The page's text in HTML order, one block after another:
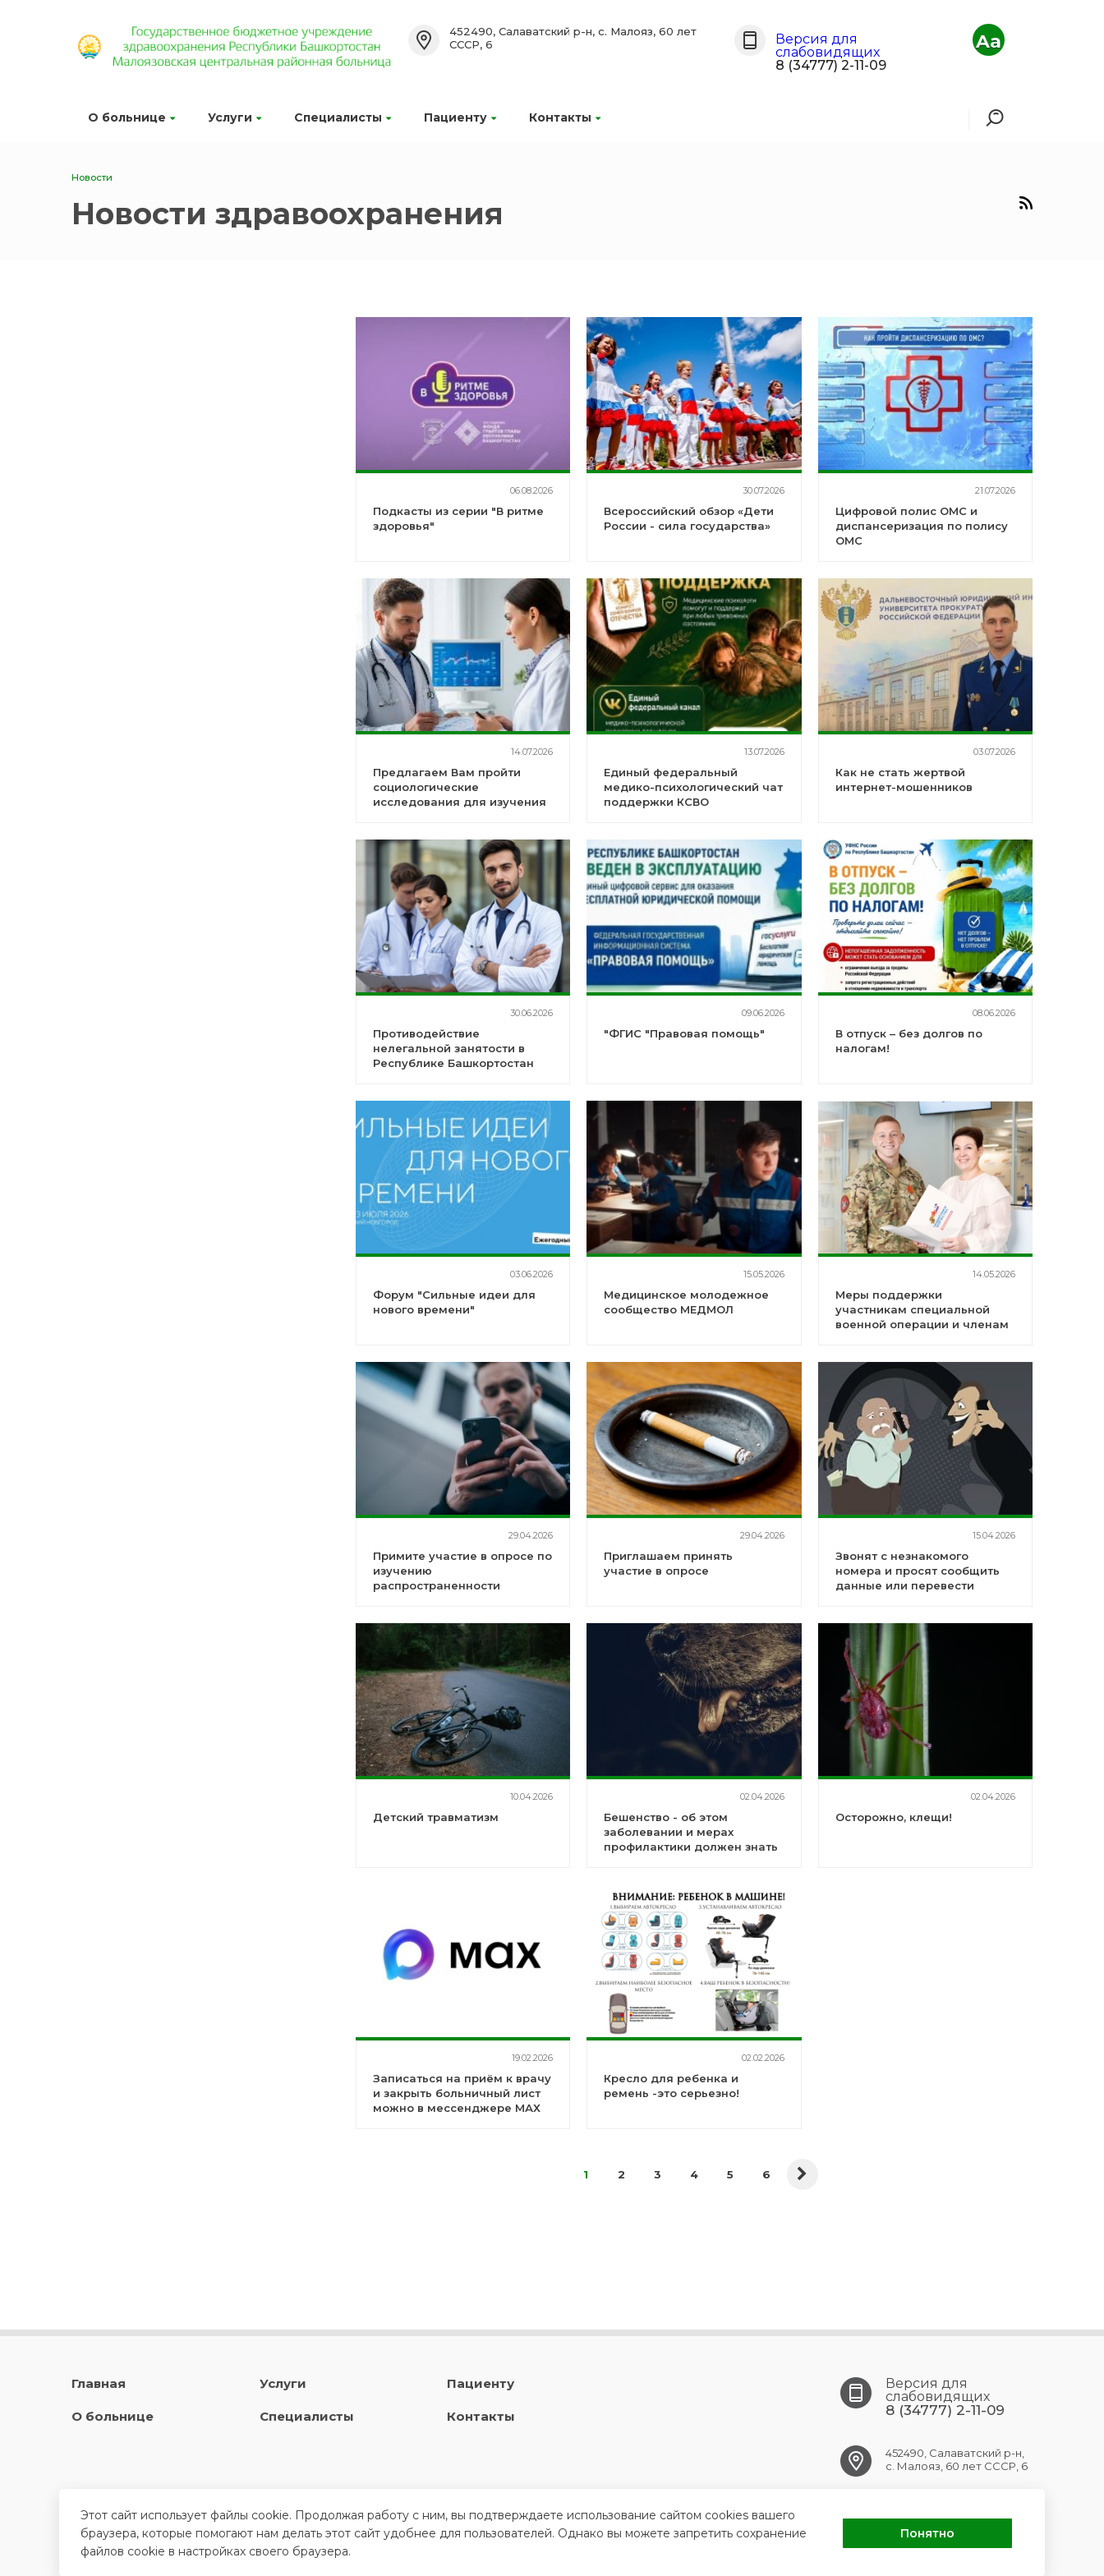
О больнице Услуги Специалисты Пациенту Контакты
452490, Салаватский р-н, с. Малояз, 60 лет
СССР, 6
Версия для
слабовидящих
8 (34777) 2-11-09
Aa
Новости
Новости здравоохранения
06.08.2026
Подкасты из серии "В ритме
здоровья"
30.07.2026
Всероссийский обзор «Дети
России - сила государства»
21.07.2026
Цифровой полис ОМС и
диспансеризация по полису
ОМС
14.07.2026
Предлагаем Вам пройти
социологические
исследования для изучения
13.07.2026
Единый федеральный
медико-психологический чат
поддержки КСВО
03.07.2026
Как не стать жертвой
интернет-мошенников
30.06.2026
Противодействие
нелегальной занятости в
Республике Башкортостан
09.06.2026
"ФГИС "Правовая помощь"
08.06.2026
В отпуск – без долгов по
налогам!
03.06.2026
Форум "Сильные идеи для
нового времени"
15.05.2026
Медицинское молодежное
сообщество МЕДМОЛ
14.05.2026
Меры поддержки
участникам специальной
военной операции и членам
Башкортостан
29.04.2026
Примите участие в опросе по
изучению
распространенности
заболеваний
29.04.2026
Приглашаем принять
участие в опросе
15.04.2026
Звонят с незнакомого
номера и просят сообщить
данные или перевести
10.04.2026
Детский травматизм
02.04.2026
Бешенство - об этом
заболевании и мерах
профилактики должен знать
02.04.2026
Осторожно, клещи!
19.02.2026
Записаться на приём к врачу
и закрыть больничный лист
можно в мессенджере МАХ
02.02.2026
Кресло для ребенка и
ремень -это серьезно!
1 2 3 4 5 6
Главная
О больнице
Услуги
Специалисты
Пациенту
Контакты
Версия для
слабовидящих
8 (34777) 2-11-09
452490, Салаватский р-н,
с. Малояз, 60 лет СССР, 6
Этот сайт использует файлы cookie. Продолжая работу с ним, вы подтверждаете использование сайтом cookies вашего
браузера, которые помогают нам делать этот сайт удобнее для пользователей. Однако вы можете запретить сохранение
файлов cookie в настройках своего браузера.
Понятно